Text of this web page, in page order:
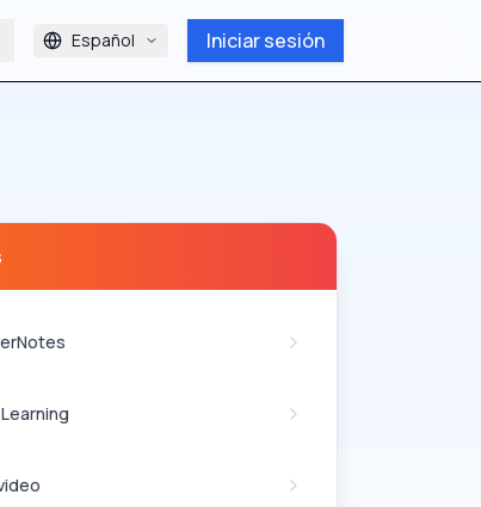
Español Iniciar sesión